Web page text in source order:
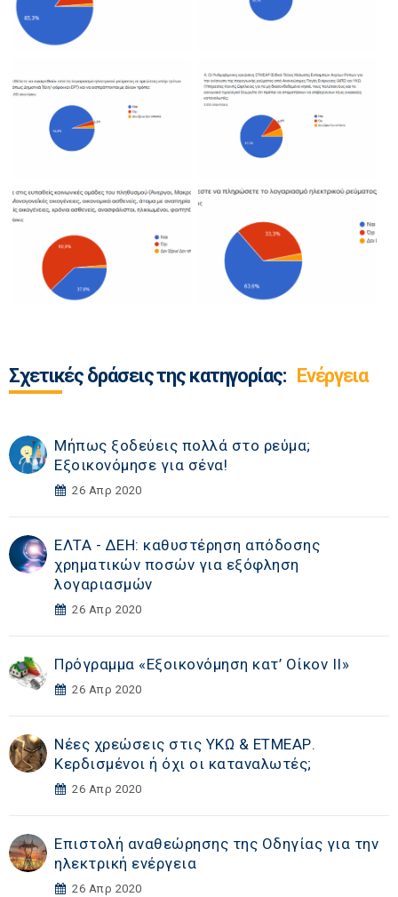
Σχετικές δράσεις της κατηγορίας: Ενέργεια
Μήπως ξοδεύεις πολλά στο ρεύμα;
Εξοικονόμησε για σένα!
26 Απρ 2020
ΕΛΤΑ - ΔΕΗ: καθυστέρηση απόδοσης
χρηματικών ποσών για εξόφληση
λογαριασμών
26 Απρ 2020
Πρόγραμμα «Εξοικονόμηση κατ’ Οίκον ΙΙ»
26 Απρ 2020
Νέες χρεώσεις στις ΥΚΩ & ΕΤΜΕΑΡ.
Κερδισμένοι ή όχι οι καταναλωτές;
26 Απρ 2020
Επιστολή αναθεώρησης της Οδηγίας για την
ηλεκτρική ενέργεια
26 Απρ 2020